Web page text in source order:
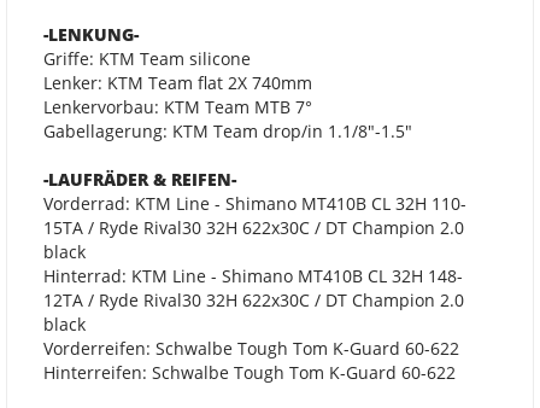
-LENKUNG-
Griffe: KTM Team silicone
Lenker: KTM Team flat 2X 740mm
Lenkervorbau: KTM Team MTB 7°
Gabellagerung: KTM Team drop/in 1.1/8"-1.5"
-LAUFRÄDER & REIFEN-
Vorderrad: KTM Line - Shimano MT410B CL 32H 110-
15TA / Ryde Rival30 32H 622x30C / DT Champion 2.0
black
Hinterrad: KTM Line - Shimano MT410B CL 32H 148-
12TA / Ryde Rival30 32H 622x30C / DT Champion 2.0
black
Vorderreifen: Schwalbe Tough Tom K-Guard 60-622
Hinterreifen: Schwalbe Tough Tom K-Guard 60-622